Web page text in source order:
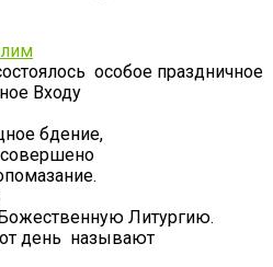
особое праздничное
Входу
бдение,
Литургию.
день называют